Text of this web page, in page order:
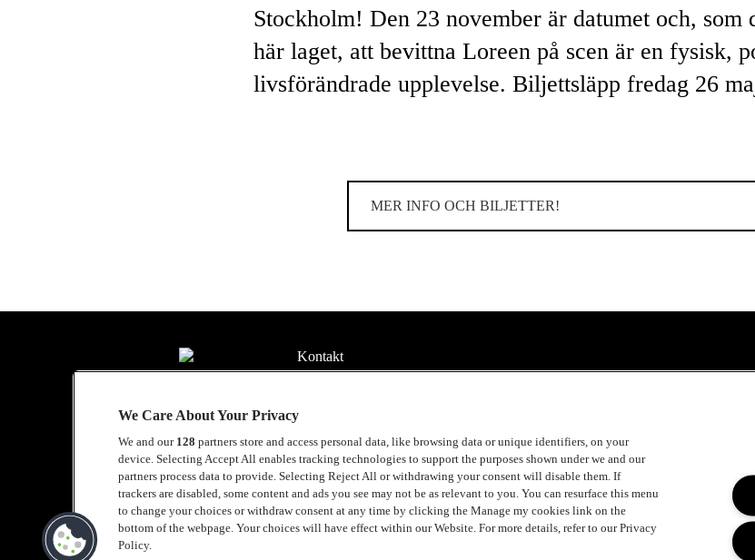
Stockholm! Den 23 november är datumet och, som
här laget, att bevittna Loreen på scen är en fysisk,
livsförändrade upplevelse. Biljettsläpp fredag 26
MER INFO OCH BILJETTER!
Kontakt
Samarbeten
Boka artist
English
We Care About Your Privacy
We and our 128 partners store and access personal data, like browsing data or unique identifiers, on your
device. Selecting Accept All enables tracking technologies to support the purposes shown under we and our
partners process data to provide. Selecting Reject All or withdrawing your consent will disable them. If
trackers are disabled, some content and ads you see may not be as relevant to you. You can resurface this menu
to change your choices or withdraw consent at any time by clicking the Manage my cookies link on the
bottom of the webpage. Your choices will have effect within our Website. For more details, refer to our Privacy
Policy.